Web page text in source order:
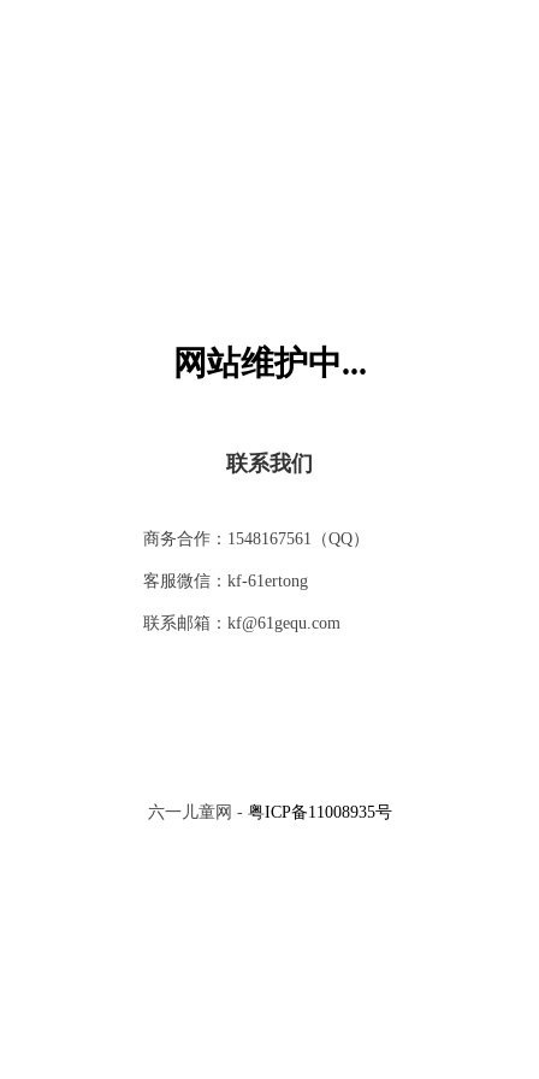
网站维护中...
联系我们
商务合作：1548167561（QQ）
客服微信：kf-61ertong
联系邮箱：kf@61gequ.com
六一儿童网 - 粤ICP备11008935号